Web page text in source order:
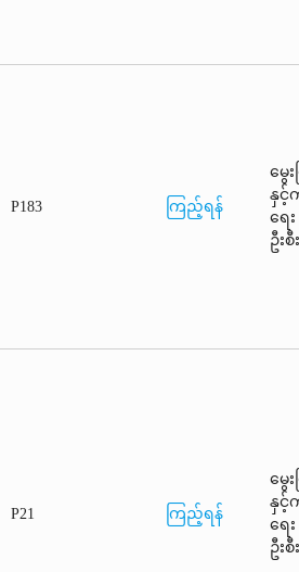
P183 ကြည့်ရန်
မွေး
နှ
ရေး
ဦးစီ
P21 ကြည့်ရန်
မွေး
နှ
ရေး
ဦးစီ